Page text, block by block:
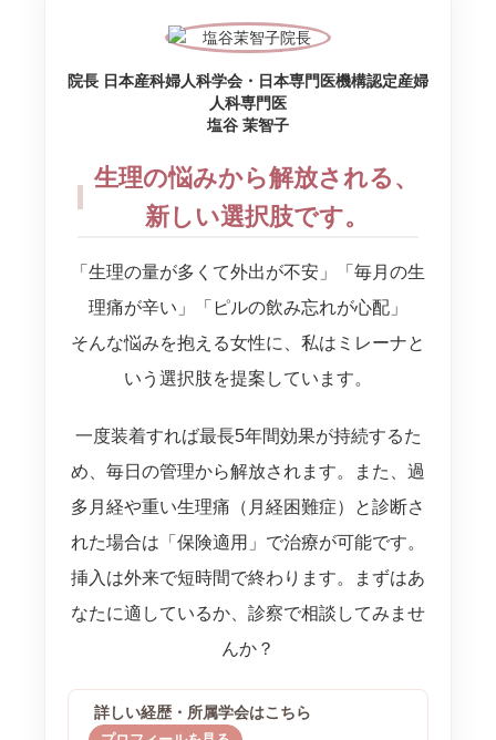
院長 日本産科婦人科学会・日本専門医機構認定産婦
人科専門医
塩谷 茉智子
生理の悩みから解放される、
新しい選択肢です。
「生理の量が多くて外出が不安」「毎月の生
理痛が辛い」「ピルの飲み忘れが心配」
そんな悩みを抱える女性に、私はミレーナと
いう選択肢を提案しています。
一度装着すれば最長5年間効果が持続するた
め、毎日の管理から解放されます。また、過
多月経や重い生理痛（月経困難症）と診断さ
れた場合は「保険適用」で治療が可能です。
挿入は外来で短時間で終わります。まずはあ
なたに適しているか、診察で相談してみませ
んか？
詳しい経歴・所属学会はこちら